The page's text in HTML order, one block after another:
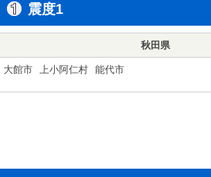
震度1
秋田県
大館市 上小阿仁村 能代市